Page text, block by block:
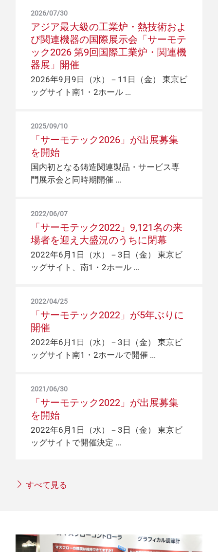
2026/07/30
アジア最大級の工業炉・熱技術およ
び関連機器の国際展示会「サーモテ
ック2026 第9回国際工業炉・関連機
器展」開催
2026年9月9日（水）－11日（金） 東京ビ
ッグサイト南1・2ホール
2025/09/10
「サーモテック2026」が出展募集
を開始
国内初となる鋳造関連製品・サービス専
門展示会と同時期開催
2022/06/07
「サーモテック2022」9,121名の来
場者を迎え大盛況のうちに閉幕
2022年6月1日（水）－3日（金） 東京ビ
ッグサイト、南1・2ホール
2022/04/25
「サーモテック2022」が5年ぶりに
開催
2022年6月1日（水）－3日（金） 東京ビ
ッグサイト南1・2ホールで開催
2021/06/30
「サーモテック2022」が出展募集
を開始
2022年6月1日（水）－3日（金） 東京ビ
ッグサイトで開催決定
すべて見る